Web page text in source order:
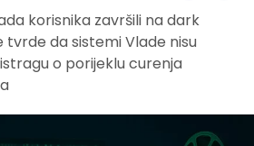
korisnika završili na dark
tvrde da sistemi Vlade nisu
o porijeklu curenja